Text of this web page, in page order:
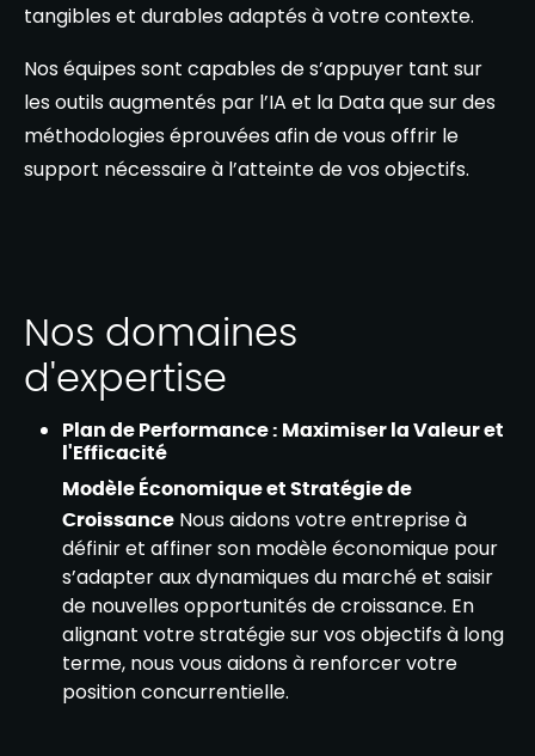
tangibles et durables adaptés à votre contexte.
Nos équipes sont capables de s’appuyer tant sur
les outils augmentés par l’IA et la Data que sur des
méthodologies éprouvées afin de vous offrir le
support nécessaire à l’atteinte de vos objectifs.
Nos domaines
d'expertise
Plan de Performance : Maximiser la Valeur et
l'Efficacité
Modèle Économique et Stratégie de
Croissance Nous aidons votre entreprise à
définir et affiner son modèle économique pour
s’adapter aux dynamiques du marché et saisir
de nouvelles opportunités de croissance. En
alignant votre stratégie sur vos objectifs à long
terme, nous vous aidons à renforcer votre
position concurrentielle.